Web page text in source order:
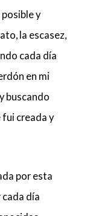
y
la escasez,
cada día
en mi
buscando
fui creada y
por esta
día